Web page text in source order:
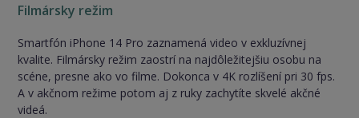
Filmársky režim
Smartfón iPhone 14 Pro zaznamená video v exkluzívnej
kvalite. Filmársky režim zaostrí na najdôležitejšiu osobu na
scéne, presne ako vo filme. Dokonca v 4K rozlíšení pri 30 fps.
A v akčnom režime potom aj z ruky zachytíte skvelé akčné
videá.